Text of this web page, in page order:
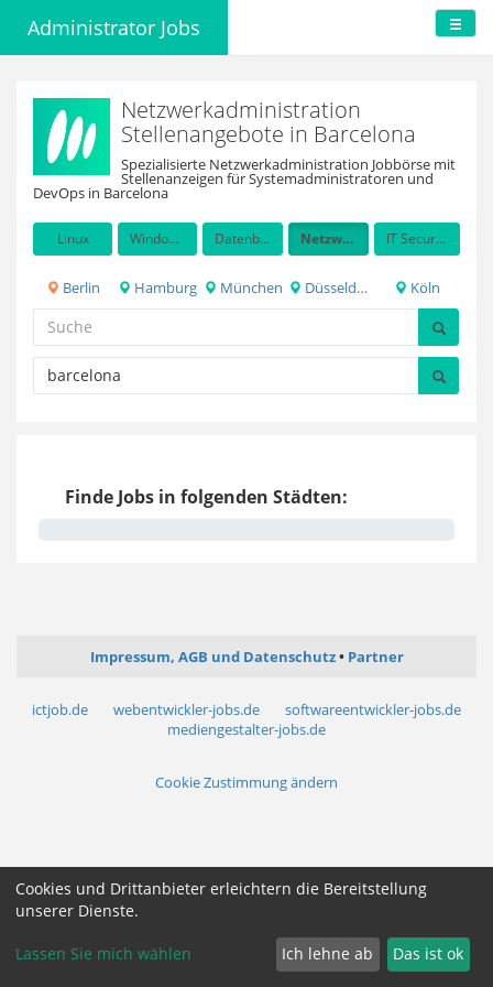
Administrator Jobs
Netzwerkadministration
Stellenangebote in Barcelona
Spezialisierte Netzwerkadministration Jobbörse mit
Stellenanzeigen für Systemadministratoren und
DevOps in Barcelona
Linux Windows Server Datenbanken Netzwerkadministration IT Security / Auditing
Berlin Hamburg München Düsseldorf Köln
Finde Jobs in folgenden Städten:
Impressum, AGB und Datenschutz Partner
ictjob.de webentwickler-jobs.de
softwareentwickler-jobs.de
mediengestalter-jobs.de
Cookie Zustimmung ändern
Cookies und Drittanbieter erleichtern die Bereitstellung
unserer Dienste.
Lassen Sie mich wählen Ich lehne ab Das ist ok